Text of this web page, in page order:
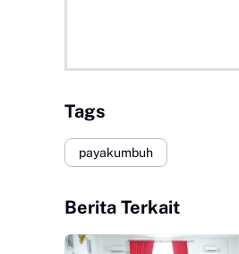
Tags
payakumbuh
Berita Terkait